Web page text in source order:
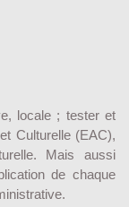
locale ; tester et
Culturelle (EAC),
Mais aussi
de chaque